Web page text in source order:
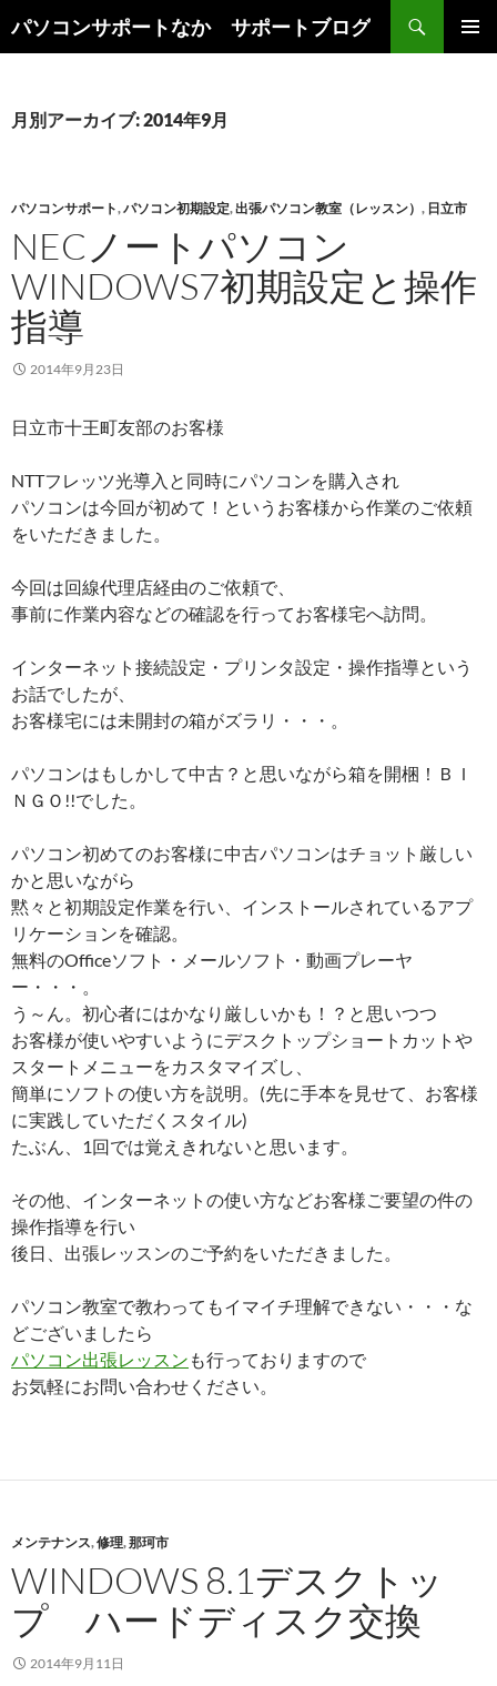
パソコンサポートなか サポートブログ
索
ン
キ
ッ
プ
月別アーカイブ: 2014年9月
パソコンサポート,パソコン初期設定,出張パソコン教室（レッスン） , 日立市
NECノートパソコン
WINDOWS7初期設定と操作
指導
2014年9月23日
日立市十王町友部のお客様
NTTフレッツ光導入と同時にパソコンを購入され
パソコンは今回が初めて！というお客様から作業のご依頼
をいただきました。
今回は回線代理店経由のご依頼で、
事前に作業内容などの確認を行ってお客様宅へ訪問。
インターネット接続設定・プリンタ設定・操作指導という
お話でしたが、
お客様宅には未開封の箱がズラリ・・・。
パソコンはもしかして中古？と思いながら箱を開梱！ＢＩ
ＮＧＯ!!でした。
パソコン初めてのお客様に中古パソコンはチョット厳しい
かと思いながら
黙々と初期設定作業を行い、インストールされているアプ
リケーションを確認。
無料のOfficeソフト・メールソフト・動画プレーヤ
ー・・・。
う～ん。初心者にはかなり厳しいかも！？と思いつつ
お客様が使いやすいようにデスクトップショートカットや
スタートメニューをカスタマイズし、
簡単にソフトの使い方を説明。(先に手本を見せて、お客様
に実践していただくスタイル)
たぶん、1回では覚えきれないと思います。
その他、インターネットの使い方などお客様ご要望の件の
操作指導を行い
後日、出張レッスンのご予約をいただきました。
パソコン教室で教わってもイマイチ理解できない・・・な
どございましたら
パソコン出張レッスン も行っておりますので
お気軽にお問い合わせください。
メンテナンス,修理,那珂市
WINDOWS 8.1デスクトッ
プ ハードディスク交換
2014年9月11日